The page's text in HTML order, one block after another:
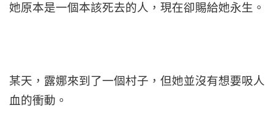
她原本是一個本該死去的人，現在卻賜給她永生。
某天，露娜來到了一個村子，但她並沒有想要吸人
血的衝動。